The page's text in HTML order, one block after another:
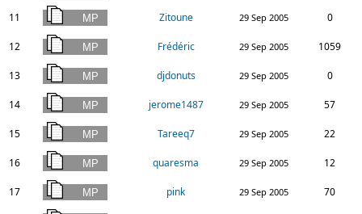
11 Zitoune 29 Sep 2005 0
12 Frédéric 29 Sep 2005 1059
13 djdonuts 29 Sep 2005 0
14 jerome1487 29 Sep 2005 57
15 Tareeq7 29 Sep 2005 22
16 quaresma 29 Sep 2005 12
17 pink 29 Sep 2005 70